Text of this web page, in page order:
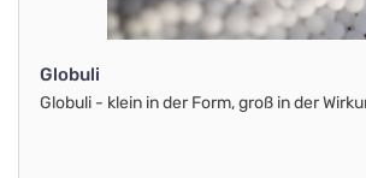
Globuli
Globuli - klein in der Form, groß in der